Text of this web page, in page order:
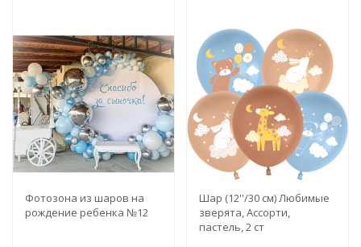
Фотозона из шаров на
рождение ребенка №12
Шар (12''/30 см) Любимые
зверята, Ассорти,
пастель, 2 ст